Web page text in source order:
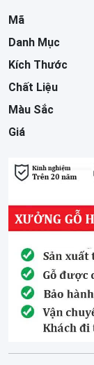
Mã
Danh Mục
Kích Thước
Chất Liệu
Màu Sắc
Giá